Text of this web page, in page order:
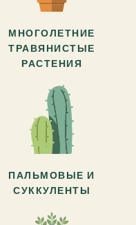
МНОГОЛЕТНИЕ
ТРАВЯНИСТЫЕ
РАСТЕНИЯ
ПАЛЬМОВЫЕ И
СУККУЛЕНТЫ